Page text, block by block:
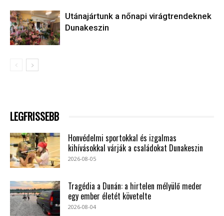
Utánajártunk a nőnapi virágtrendeknek
Dunakeszin
LEGFRISSEBB
Honvédelmi sportokkal és izgalmas
kihívásokkal várják a családokat Dunakeszin
2026-08-05
Tragédia a Dunán: a hirtelen mélyülő meder
egy ember életét követelte
2026-08-04